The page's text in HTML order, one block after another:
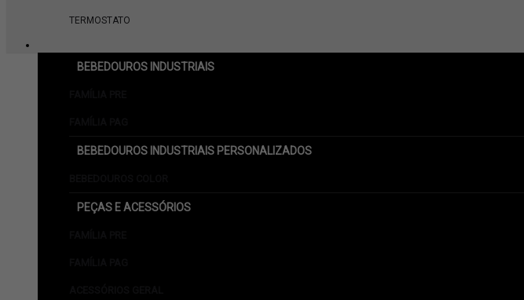
TERMOSTATO
BEBEDOUROS INDUSTRIAIS
BEBEDOUROS INDUSTRIAIS PERSONALIZADOS
PEÇAS E ACESSÓRIOS